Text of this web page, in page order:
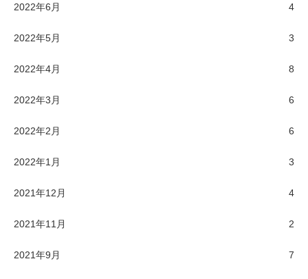
2022年6月 4
2022年5月 3
2022年4月 8
2022年3月 6
2022年2月 6
2022年1月 3
2021年12月 4
2021年11月 2
2021年9月 7